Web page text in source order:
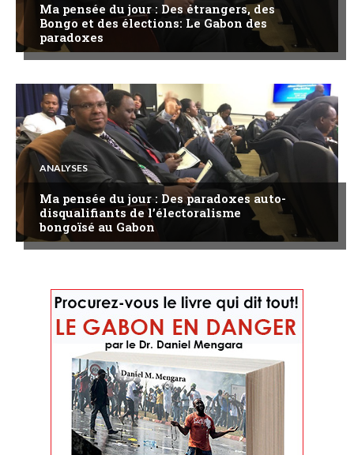
Ma pensée du jour : Des étrangers, des
Bongo et des élections: Le Gabon des
paradoxes
ANALYSES
Ma pensée du jour : Des paradoxes auto-
disqualifiants de l’électoralisme
bongoïsé au Gabon